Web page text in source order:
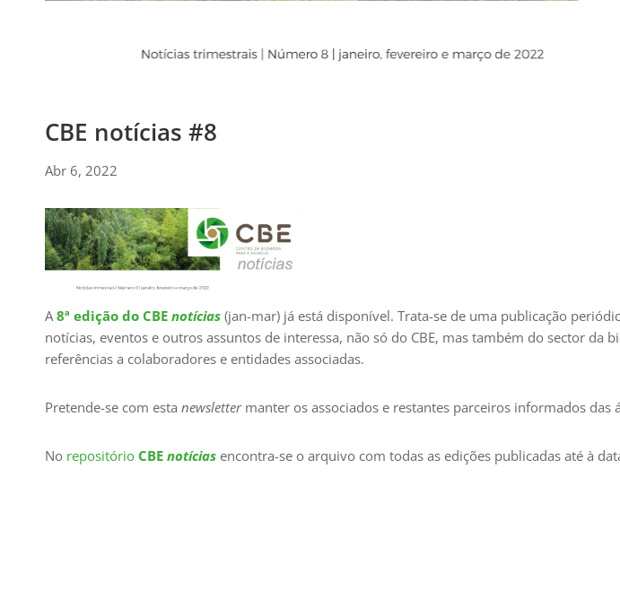
CBE notícias #8
Abr 6, 2022
A8ª edição do CBE notícias (jan-mar) já está disponível. Trata-se de uma publicação
notícias, eventos e outros assuntos de interessa, não só do CBE, mas também do sector da
referências a colaboradores e entidades associadas.
Pretende-se com esta newslettermanter os associados e restantes parceiros informados das
No repositório CBE notícias encontra-se o arquivo com todas as edições publicadas até à